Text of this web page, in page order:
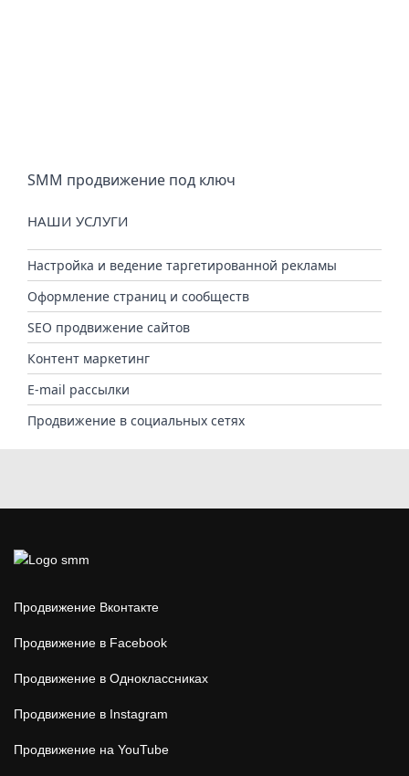
SMM продвижение под ключ
НАШИ УСЛУГИ
Настройка и ведение таргетированной рекламы
Оформление страниц и сообществ
SEO продвижение сайтов
Контент маркетинг
E-mail рассылки
Продвижение в социальных сетях
Продвижение Вконтакте
Продвижение в Facebook
Продвижение в Одноклассниках
Продвижение в Instagram
Продвижение на YouTube